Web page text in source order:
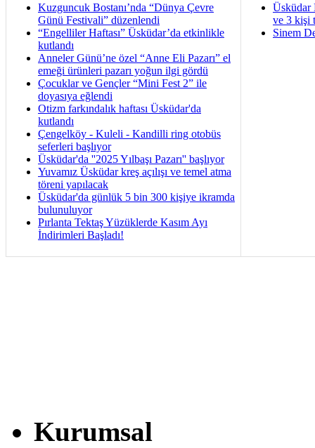
Kuzguncuk Bostanı’nda “Dünya Çevre
Günü Festivali” düzenlendi
“Engelliler Haftası” Üsküdar’da etkinlikle
kutlandı
Anneler Günü’ne özel “Anne Eli Pazarı” el
emeği ürünleri pazarı yoğun ilgi gördü
Çocuklar ve Gençler “Mini Fest 2” ile
doyasıya eğlendi
Otizm farkındalık haftası Üsküdar'da
kutlandı
Çengelköy - Kuleli - Kandilli ring otobüs
seferleri başlıyor
Üsküdar'da ''2025 Yılbaşı Pazarı'' başlıyor
Yuvamız Üsküdar kreş açılışı ve temel atma
töreni yapılacak
Üsküdar'da günlük 5 bin 300 kişiye ikramda
bulunuluyor
Pırlanta Tektaş Yüzüklerde Kasım Ayı
İndirimleri Başladı!
Üsküdar
ve 3 kişi
Sinem
Kurumsal